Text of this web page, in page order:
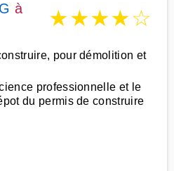
à
★★★★☆
pour démolition et
professionnelle et le
du permis de construire